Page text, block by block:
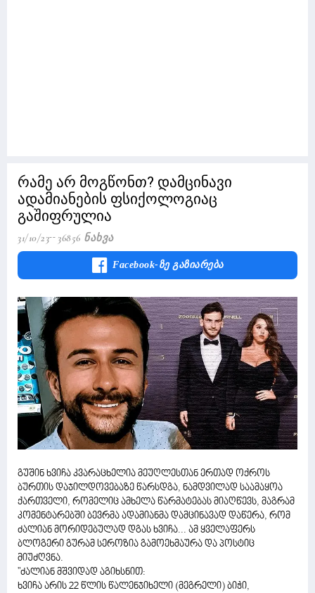
რამე არ მოგწონთ? დამცინავი
ადამიანების ფსიქოლოგიაც
გაშიფრულია
31/10/23 36856 Ნახვა
Facebook-Ზე Გაზიარება
გუშინ ხვიჩა კვარაცხელია მეუღლესთან ერთად ოქროს
ბურთის დაჯილდოვებაზე წარსდგა, ნამდვილად საამაყოა
ქართველი, რომელიც ამხელა წარმატებას მიაღწევს, მაგრამ
კომენტარებში ბევრმა ადამიანმა დამცინავად დაწერა, რომ
ძალიან მორიდებულად დგას ხვიჩა... ამ ყველაფერს
ბლოგერი გურამ სეროზია გამოეხმაურა და პოსტიც
მიუძღვნა.
"ძალიან მშვიდად აგიხსნით:
ხვიჩა არის 22 წლის წალენჯიხელი (მეგრელი) ბიჭი,